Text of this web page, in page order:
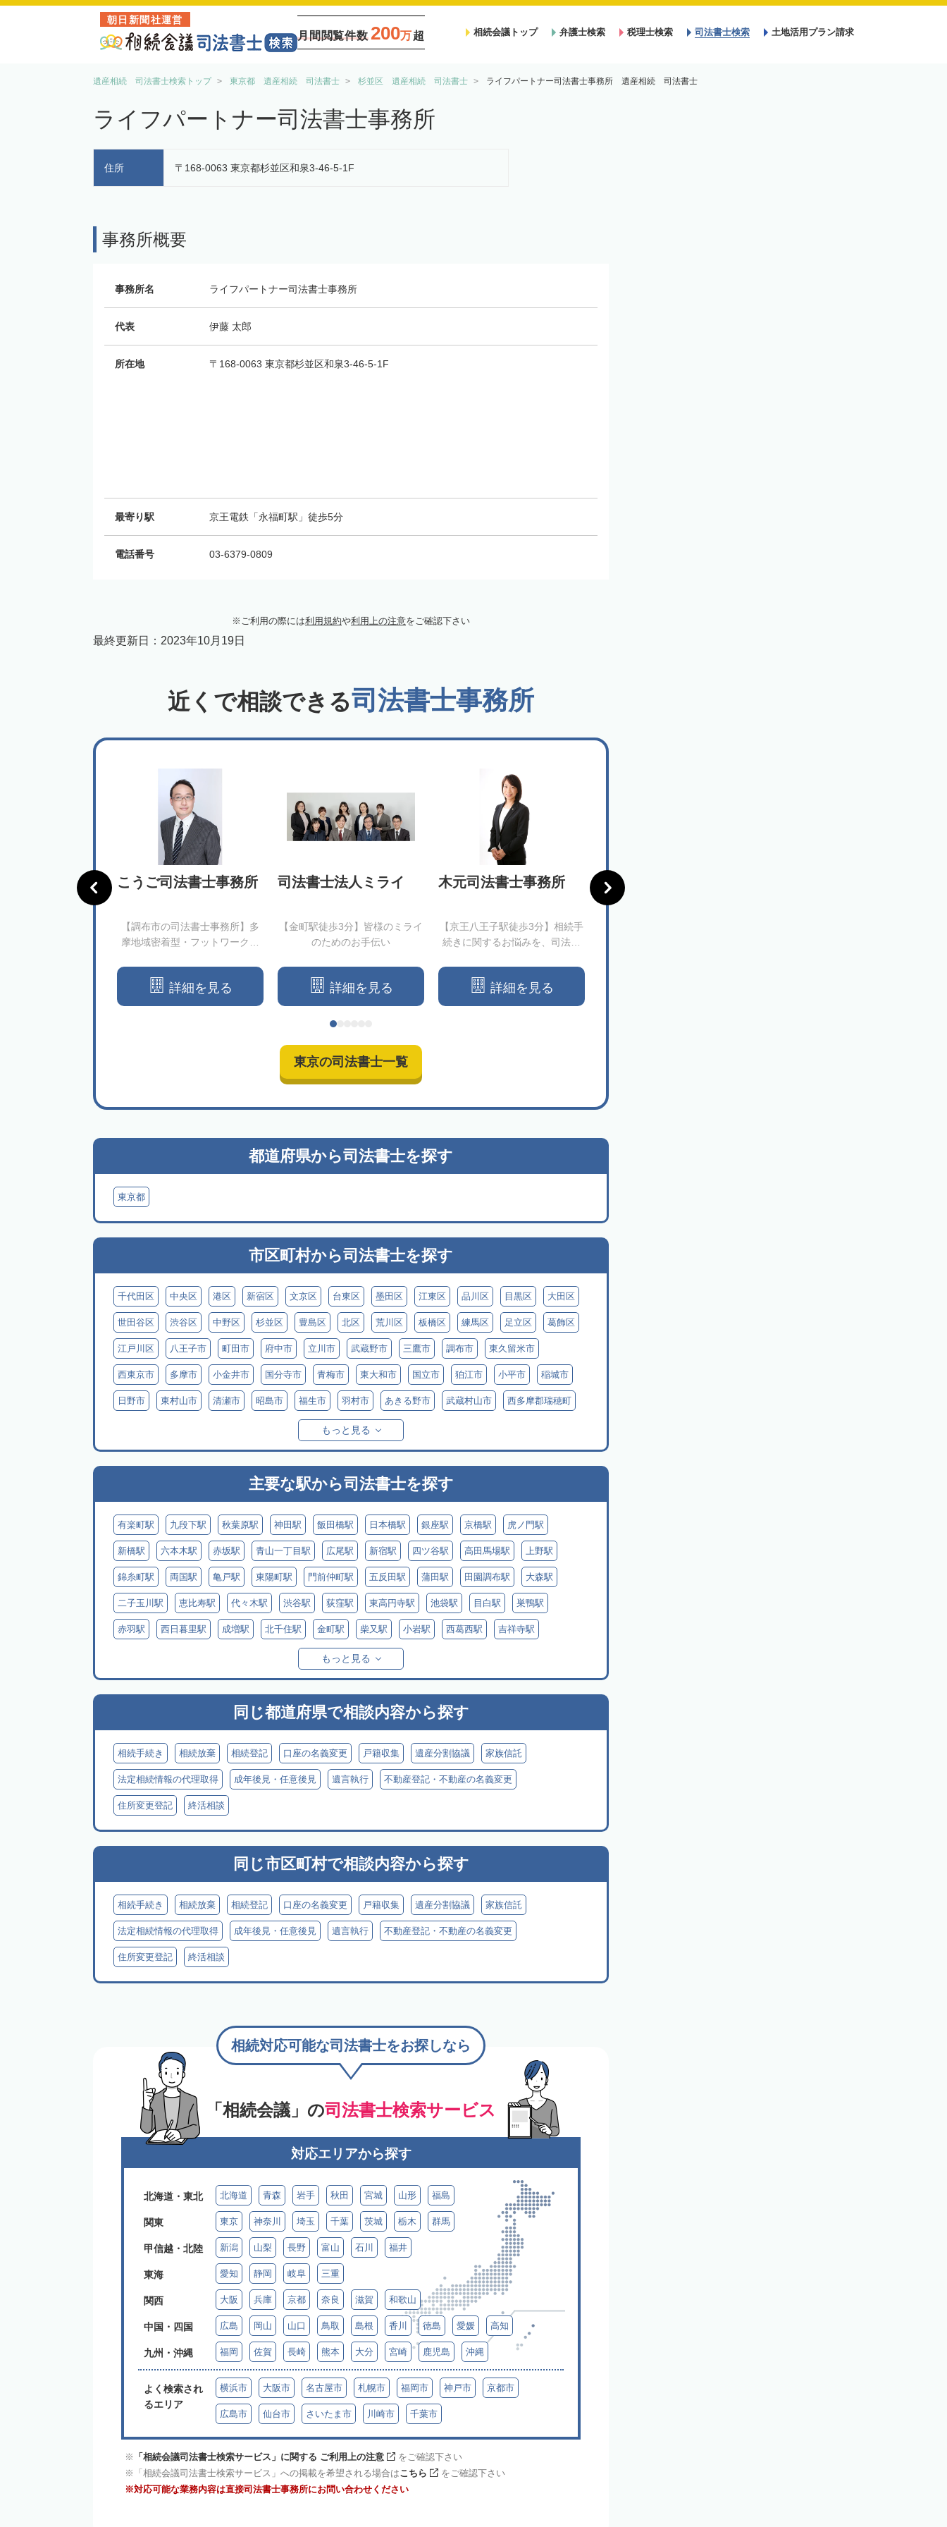
朝日新聞社運営
月間閲覧件数 200万超 相続会議トップ 弁護士検索 税理士検索 司法書士検索 土地活用プラン請求
遺産相続 司法書士検索トップ 東京都 遺産相続 司法書士 杉並区 遺産相続 司法書士 ライフパートナー司法書士事務所 遺産相続 司法書士
ライフパートナー司法書士事務所
住所 〒168-0063 東京都杉並区和泉3-46-5-1F
事務所概要
事務所名 ライフパートナー司法書士事務所
代表 伊藤 太郎
所在地 〒168-0063 東京都杉並区和泉3-46-5-1F
最寄り駅 京王電鉄「永福町駅」徒歩5分
電話番号 03-6379-0809
ご利用の際には利用規約や利用上の注意をご確認下さい
最終更新日： 2023年10月19日
近くで相談できる司法書士事務所
法人リーガル
こうご司法書士事務所
【調布市の司法書士事務所】多
摩地域密着型・フットワーク軽
詳細を見る
司法書士法人ミライ
【金町駅徒歩3分】皆様のミライ
のためのお手伝い
詳細を見る
木元司法書士事務所
【京王八王子駅徒歩3分】相続手
続きに関するお悩みを、司法書
詳細を見る
司法書士田中浩史事務
所
東京の司法書士一覧
都道府県から司法書士を探す
東京都
市区町村から司法書士を探す
千代田区 中央区 港区 新宿区 文京区 台東区 墨田区 江東区 品川区 目黒区 大田区
世田谷区 渋谷区 中野区 杉並区 豊島区 北区 荒川区 板橋区 練馬区 足立区 葛飾区
江戸川区 八王子市 町田市 府中市 立川市 武蔵野市 三鷹市 調布市 東久留米市
西東京市 多摩市 小金井市 国分寺市 青梅市 東大和市 国立市 狛江市 小平市 稲城市
日野市 東村山市 清瀬市 昭島市 福生市 羽村市 あきる野市 武蔵村山市 西多摩郡瑞穂町
西多摩郡檜原村 伊豆大島
三宅島 御蔵島 八丈島 青ヶ島 小笠原村
もっと見る
主要な駅から司法書士を探す
有楽町駅 九段下駅 秋葉原駅 神田駅 飯田橋駅 日本橋駅 銀座駅 京橋駅 虎ノ門駅
新橋駅 六本木駅 赤坂駅 青山一丁目駅 広尾駅 新宿駅 四ツ谷駅 高田馬場駅 上野駅
錦糸町駅 両国駅 亀戸駅 東陽町駅 門前仲町駅 五反田駅 蒲田駅 田園調布駅 大森駅
二子玉川駅 恵比寿駅 代々木駅 渋谷駅 荻窪駅 東高円寺駅 池袋駅 目白駅 巣鴨駅
赤羽駅 西日暮里駅 成増駅 北千住駅 金町駅 柴又駅 小岩駅 西葛西駅 吉祥寺駅
もっと見る
同じ都道府県で相談内容から探す
相続手続き 相続放棄 相続登記 口座の名義変更 戸籍収集 遺産分割協議 家族信託
法定相続情報の代理取得 成年後見・任意後見 遺言執行 不動産登記・不動産の名義変更
住所変更登記 終活相談
同じ市区町村で相談内容から探す
相続手続き 相続放棄 相続登記 口座の名義変更 戸籍収集 遺産分割協議 家族信託
法定相続情報の代理取得 成年後見・任意後見 遺言執行 不動産登記・不動産の名義変更
住所変更登記 終活相談
「相続会議」の司法書士検索サービス
相続対応可能な司法書士をお探しなら
対応エリアから探す
北海道・東北 北海道 青森 岩手 秋田 宮城 山形 福島
関東 東京 神奈川 埼玉 千葉 茨城 栃木 群馬
甲信越・北陸 新潟 山梨 長野 富山 石川 福井
東海 愛知 静岡 岐阜 三重
関西 大阪 兵庫 京都 奈良 滋賀 和歌山
中国・四国 広島 岡山 山口 鳥取 島根 香川 徳島 愛媛 高知
九州・沖縄 福岡 佐賀 長崎 熊本 大分 宮崎 鹿児島 沖縄
よく検索され
るエリア
横浜市 大阪市 名古屋市 札幌市 福岡市 神戸市 京都市
広島市 仙台市 さいたま市 川崎市 千葉市
「相続会議司法書士検索サービス」に関する ご利用上の注意
をご確認下さい
「相続会議司法書士検索サービス」への掲載を希望される場合はこちら
をご確認下さい
対応可能な業務内容は直接司法書士事務所にお問い合わせください